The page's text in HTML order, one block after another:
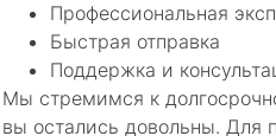
Профессиональная
Быстрая отправка
Поддержка и
Мы стремимся к
вы остались довольны. Для